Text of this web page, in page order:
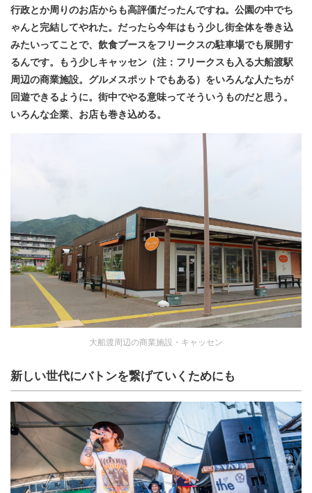
行政とか周りのお店からも高評価だったんですね。公園の中でち
ゃんと完結してやれた。だったら今年はもう少し街全体を巻き込
みたいってことで、飲食ブースをフリークスの駐車場でも展開す
るんです。もう少しキャッセン（注：フリークスも入る大船渡駅
周辺の商業施設。グルメスポットでもある）をいろんな人たちが
回遊できるように。街中でやる意味ってそういうものだと思う。
いろんな企業、お店も巻き込める。
大船渡周辺の商業施設・キャッセン
新しい世代にバトンを繋げていくためにも